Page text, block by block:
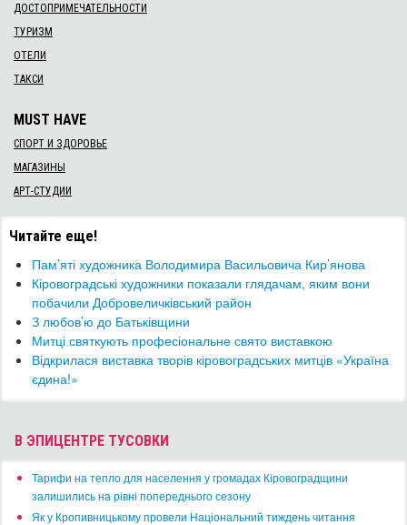
ДОСТОПРИМЕЧАТЕЛЬНОСТИ
ТУРИЗМ
ОТЕЛИ
ТАКСИ
MUST HAVE
СПОРТ И ЗДОРОВЬЕ
МАГАЗИНЫ
АРТ-СТУДИИ
Читайте еще!
Пам’яті художника Володимира Васильовича Кир’янова
Кіровоградські художники показали глядачам, яким вони
побачили Добровеличківський район
З любов’ю до Батьківщини
Митці святкують професіональне свято виставкою
Відкрилася виставка творів кіровоградських митців «Україна
єдина!»
В ЭПИЦЕНТРЕ ТУСОВКИ
​Тарифи на тепло для населення у громадах Кіровоградщини
залишились на рівні попереднього сезону
​Як у Кропивницькому провели Національний тиждень читання